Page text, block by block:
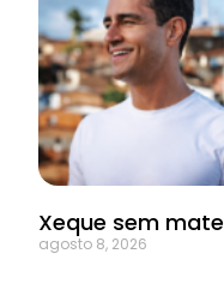
Xeque sem mate
agosto 8, 2026